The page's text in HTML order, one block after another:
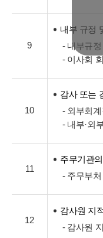
9
내부 규정
- 내부규정
- 이사회
10
감사 또는
- 외부회
- 내부·외
11
주무기관
- 주무부
12
감사원 지
- 감사원